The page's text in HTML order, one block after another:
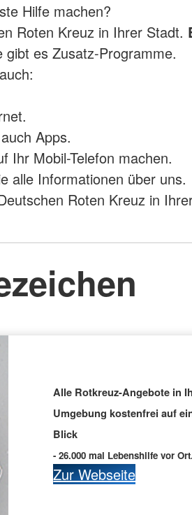
Hilfe machen?
Roten Kreuz in Ihrer Stadt.
gibt es Zusatz-Programme.
Apps.
Ihr Mobil-Telefon machen.
alle Informationen über uns.
Roten Kreuz in
Alle Rotkreuz-Angebote in
Umgebung kostenfrei auf
Blick
- 26.000 mal Lebenshilfe vor
Zur Webseite